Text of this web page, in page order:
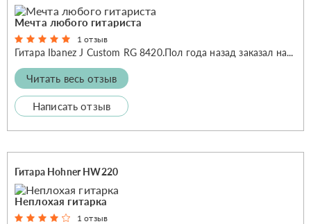
Мечта любого гитариста
1 отзыв
Гитара Ibanez J Custom RG 8420.Пол года назад заказал на...
Читать весь отзыв
Написать отзыв
Гитара Hohner HW220
Неплохая гитарка
1 отзыв